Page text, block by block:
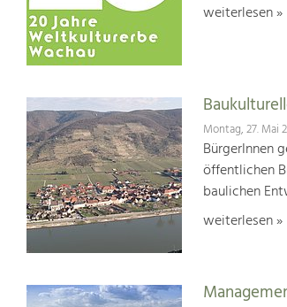
weiterlesen »
Montag, 27. Mai
BürgerInnen
öffentlichen
baulichen
weiterlesen »